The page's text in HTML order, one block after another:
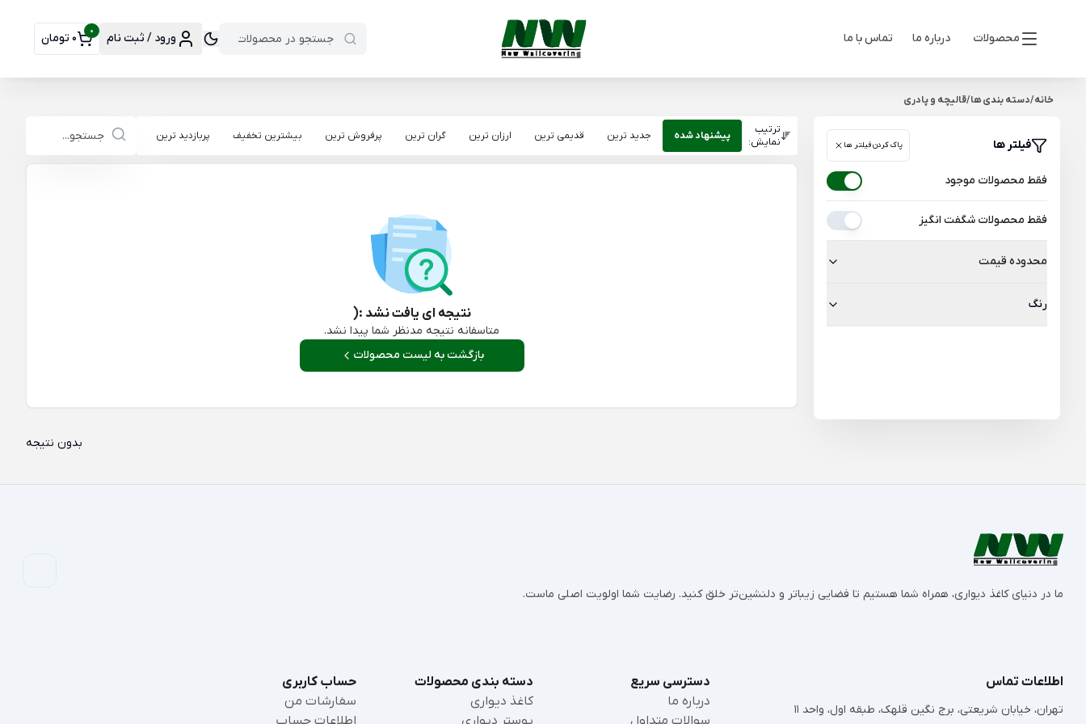
محصولات درباره ما تماس با ما ورود / ثبت نام 0 0 تومان
خانه/دسته بندی ها/قالیچه و پادری
فیلتر ها پاک کردن فیلتر ها
فقط محصولات موجود
فقط محصولات شگفت انگیز
محدوده قیمت
رنگ
ترتیب
نمایش:
پیشنهاد شده جدید ترین قدیمی ترین ارزان ترین گران ترین پرفروش ترین بیشترین تخفیف پربازدید ترین
نتیجه ای یافت نشد :(
متاسفانه نتیجه مدنظر شما پیدا نشد.
بازگشت به لیست محصولات
بدون نتیجه
ما در دنیای کاغذ دیواری، همراه شما هستیم تا فضایی زیباتر و دلنشین‌تر خلق کنید. رضایت شما اولویت اصلی ماست.
اطلاعات تماس
تهران، خیابان شریعتی، برج نگین قلهک، طبقه اول، واحد 11
دسترسی سریع
درباره ما
سوالات متداول
دسته بندی محصولات
کاغذ دیواری
پوستر دیواری
حساب کاربری
سفارشات من
اطلاعات حساب